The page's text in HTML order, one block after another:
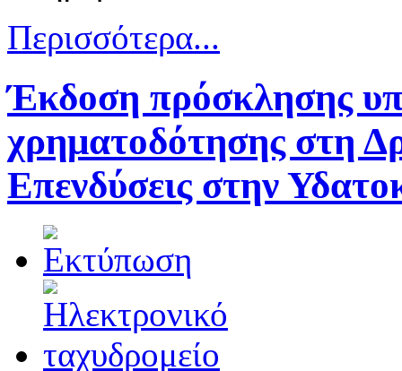
Περισσότερα...
Έκδοση πρόσκλησης
χρηματοδότησης στη
Επενδύσεις στην